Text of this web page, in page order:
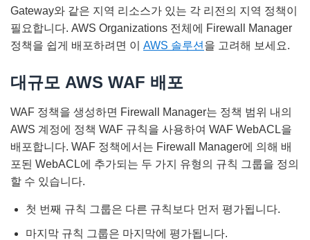
Gateway와 같은 지역 리소스가 있는 각 리전의 지역 정책이
필요합니다. AWS Organizations 전체에 Firewall Manager
정책을 쉽게 배포하려면 이 AWS 솔루션 을 고려해 보세요.
대규모 AWS WAF 배포
WAF 정책을 생성하면 Firewall Manager는 정책 범위 내의
AWS 계정에 정책 WAF 규칙을 사용하여 WAF WebACL을
배포합니다. WAF 정책에서는 Firewall Manager에 의해 배
포된 WebACL에 추가되는 두 가지 유형의 규칙 그룹을 정의
할 수 있습니다.
첫 번째 규칙 그룹은 다른 규칙보다 먼저 평가됩니다.
마지막 규칙 그룹은 마지막에 평가됩니다.